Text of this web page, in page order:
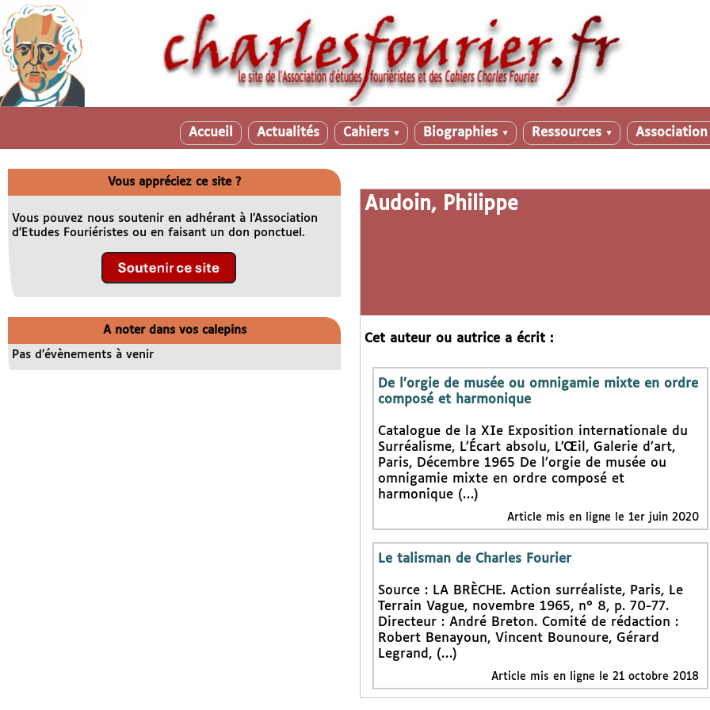
Accueil Actualités Cahiers ▼ Biographies ▼ Ressources ▼
Audoin, Philippe
Cet auteur ou autrice a écrit :
De l’orgie de musée ou omnigamie mixte en ordre
composé et harmonique
Catalogue de la XIe Exposition internationale du
Surréalisme, L’Écart absolu, L’Œil, Galerie d’art,
Paris, Décembre 1965 De l’orgie de musée ou
omnigamie mixte en ordre composé et
harmonique (…)
Article mis en ligne le 1er juin 2020
Le talisman de Charles Fourier
Source : LA BRÈCHE. Action surréaliste, Paris, Le
Terrain Vague, novembre 1965, n° 8, p. 70-77.
Directeur : André Breton. Comité de rédaction :
Robert Benayoun, Vincent Bounoure, Gérard
Legrand, (…)
Article mis en ligne le 21 octobre 2018
Vous appréciez ce site ?
Vous pouvez nous soutenir en adhérant à l’Association
d’Etudes Fouriéristes ou en faisant un don ponctuel.
A noter dans vos calepins
Pas d’évènements à venir